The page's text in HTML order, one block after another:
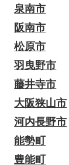
泉南市
阪南市
松原市
羽曳野市
藤井寺市
大阪狭山市
河内長野市
能勢町
豊能町